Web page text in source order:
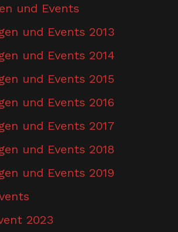
und Events
und Events 2013
und Events 2014
und Events 2015
und Events 2016
und Events 2017
und Events 2018
und Events 2019
2023